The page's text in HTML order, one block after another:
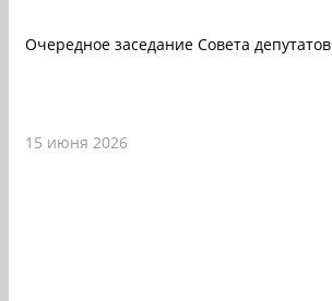
Очередное заседание Совета депутатов
15 июня 2026